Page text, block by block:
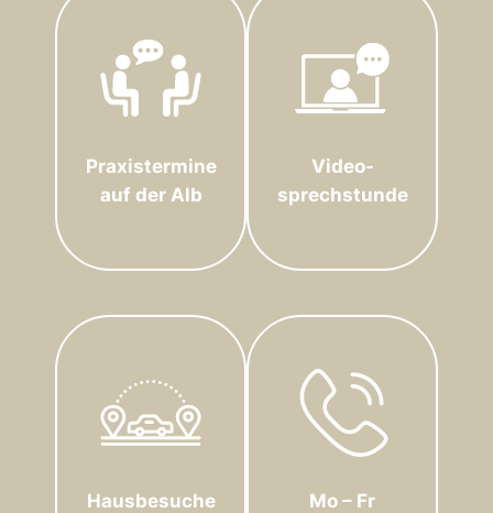
Praxistermine
auf der Alb
Video-
sprechstunde
Hausbesuche
Mo – Fr